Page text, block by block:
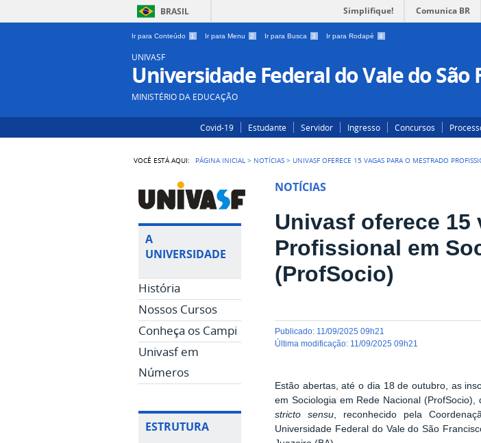
BRASIL Simplifique! Comunica BR
Ir para Conteúdo 1 Ir para Menu 2 Ir para Busca 3 Ir para Rodapé 4
UNIVASF
Universidade Federal do Vale do São
MINISTÉRIO DA EDUCAÇÃO
Covid-19 Estudante Servidor Ingresso Concursos
VOCÊ ESTÁ AQUI: PÁGINA INICIAL > NOTÍCIAS > UNIVASF OFERECE 15 VAGAS PARA O MESTRADO
A
UNIVERSIDADE
História
Nossos Cursos
Conheça os Campi
Univasf em
Números
ESTRUTURA
NOTÍCIAS
Univasf oferece 15
Profissional em
(ProfSocio)
publicado: 11/09/2025 09h21
última modificação: 11/09/2025 09h21
Estão abertas, até o dia 18 de outubro, as
em Sociologia em Rede Nacional
stricto sensu , reconhecido pela
Universidade Federal do Vale do São